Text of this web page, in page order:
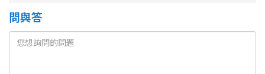
問與答